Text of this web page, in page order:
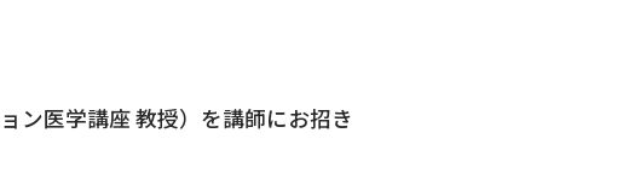
ン医学講座 教授）を講師にお招き